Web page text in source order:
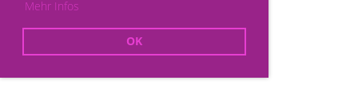
Mehr Infos
OK